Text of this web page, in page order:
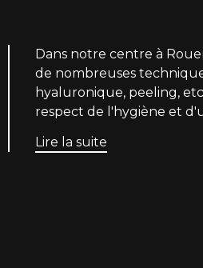
Dans notre centre à
de nombreuses
hyaluronique, peeling,
respect de l'hygiène et
Lire la suite